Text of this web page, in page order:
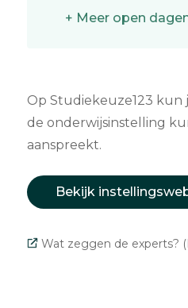
+ Meer open
Op Studiekeuze123 kun
de onderwijsinstelling
aanspreekt.
Bekijk
Wat zeggen de experts?